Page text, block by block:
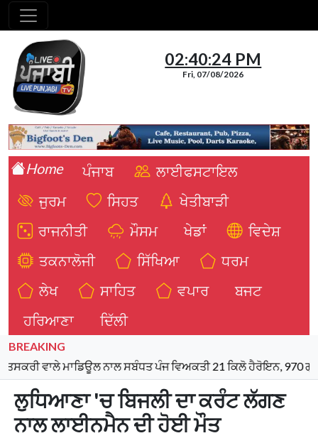
02:40:25 PM
Fri, 07/08/2026
Home ਪੰਜਾਬ
ਲਾਈਫਸਟਾਇਲ
ਜੁਰਮ
ਸਿਹਤ
ਖੇਤੀਬਾੜੀ
ਰਾਜਨੀਤੀ
ਮੌਸਮ ਖੇਡਾਂ
ਵਿਦੇਸ਼
ਤਕਨਾਲੋਜੀ
ਸਿੱਖਿਆ
ਧਰਮ
ਲੇਖ
ਸਾਹਿਤ ਵਪਾਰ
ਬਜਟ
ਹਰਿਆਣਾ
ਦਿੱਲੀ
BREAKING
ਮਾਡਿਊਲ ਨਾਲ ਸਬੰਧਤ ਪੰਜ ਵਿਅਕਤੀ 21 ਕਿਲੋ ਹੈਰੋਇਨ, 970 ਗ੍ਰਾਮ
ਲੁਧਿਆਣਾ 'ਚ ਬਿਜਲੀ ਦਾ ਕਰੰਟ ਲੱਗਣ
ਨਾਲ ਲਾਈਨਮੈਨ ਦੀ ਹੋਈ ਮੌਤ